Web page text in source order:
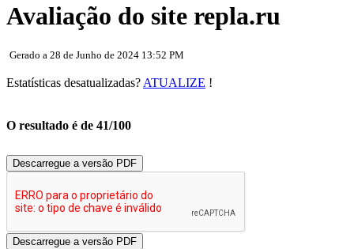
Avaliação do site repla.ru
Gerado a 28 de Junho de 2024 13:52 PM
Estatísticas desatualizadas? ATUALIZE !
O resultado é de 41/100
Descarregue a versão PDF